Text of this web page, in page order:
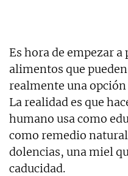
Es hora de empezar a
alimentos que
realmente una
La realidad es que
humano usa como
como remedio
dolencias, una miel
caducidad.